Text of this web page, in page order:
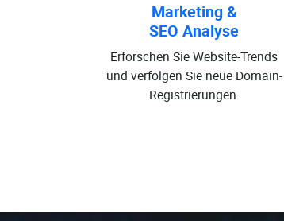
Marketing &
SEO Analyse
Erforschen Sie Website-Trends
und verfolgen Sie neue Domain-
Registrierungen.